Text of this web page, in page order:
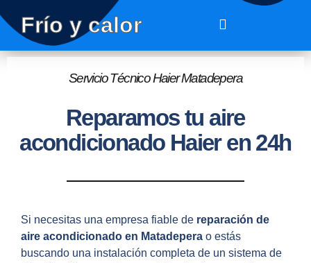
Frío y calor
Servicio Técnico Haier Matadepera
Reparamos tu aire
acondicionado Haier en 24h
Si necesitas una empresa fiable de reparación de
aire acondicionado en Matadepera o estás
buscando una instalación completa de un sistema de